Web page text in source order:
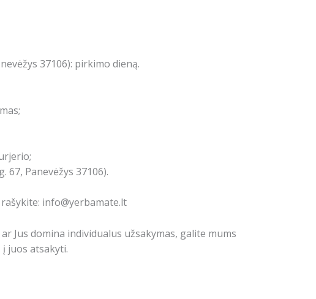
37106): pirkimo dieną.
Panevėžys 37106).
info@yerbamate.lt
Jus domina individualus užsakymas, galite mums
juos atsakyti.